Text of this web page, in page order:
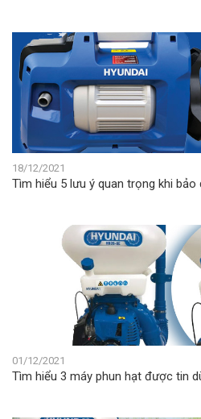
18/12/2021
Tìm hiểu 5 lưu ý quan trọng khi
01/12/2021
Tìm hiểu 3 máy phun hạt được tin